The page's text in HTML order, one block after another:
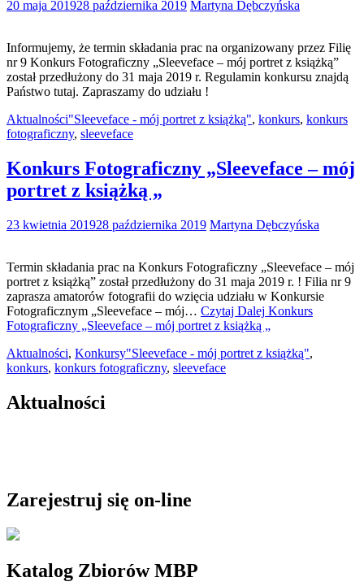
20 maja 201928 października 2019 Martyna Dębczyńska
Informujemy, że termin składania prac na organizowany przez Filię
nr 9 Konkurs Fotograficzny „Sleeveface – mój portret z książką”
został przedłużony do 31 maja 2019 r. Regulamin konkursu znajdą
Państwo tutaj. Zapraszamy do udziału !
Aktualności"Sleeveface - mój portret z książką", konkurs, konkurs
fotograficzny, sleeveface
Konkurs Fotograficzny „Sleeveface – mój
portret z książką „
23 kwietnia 201928 października 2019 Martyna Dębczyńska
Termin składania prac na Konkurs Fotograficzny „Sleeveface – mój
portret z książką” został przedłużony do 31 maja 2019 r. ! Filia nr 9
zaprasza amatorów fotografii do wzięcia udziału w Konkursie
Fotograficznym „Sleeveface – mój… Czytaj Dalej Konkurs
Fotograficzny „Sleeveface – mój portret z książką „
Aktualności, Konkursy"Sleeveface - mój portret z książką",
konkurs, konkurs fotograficzny, sleeveface
Aktualności
Zarejestruj się on-line
Katalog Zbiorów MBP